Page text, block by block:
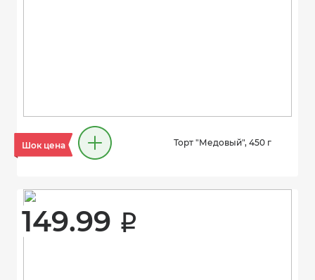
Шок цена Торт "Медовый", 450 г
149.99 i